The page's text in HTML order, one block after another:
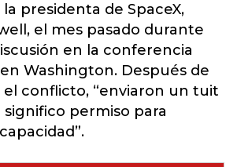
presidenta de SpaceX,
el mes pasado durante
en la conferencia
Washington. Después de
conflicto, “enviaron un tuit
significo permiso para